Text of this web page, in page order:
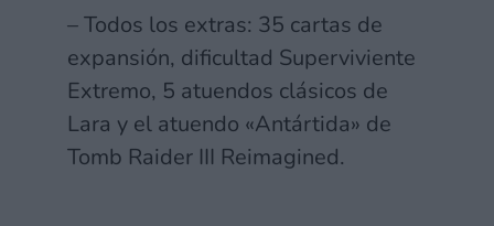
– Todos los extras: 35 cartas de
expansión, dificultad Superviviente
Extremo, 5 atuendos clásicos de
Lara y el atuendo «Antártida» de
Tomb Raider III Reimagined.